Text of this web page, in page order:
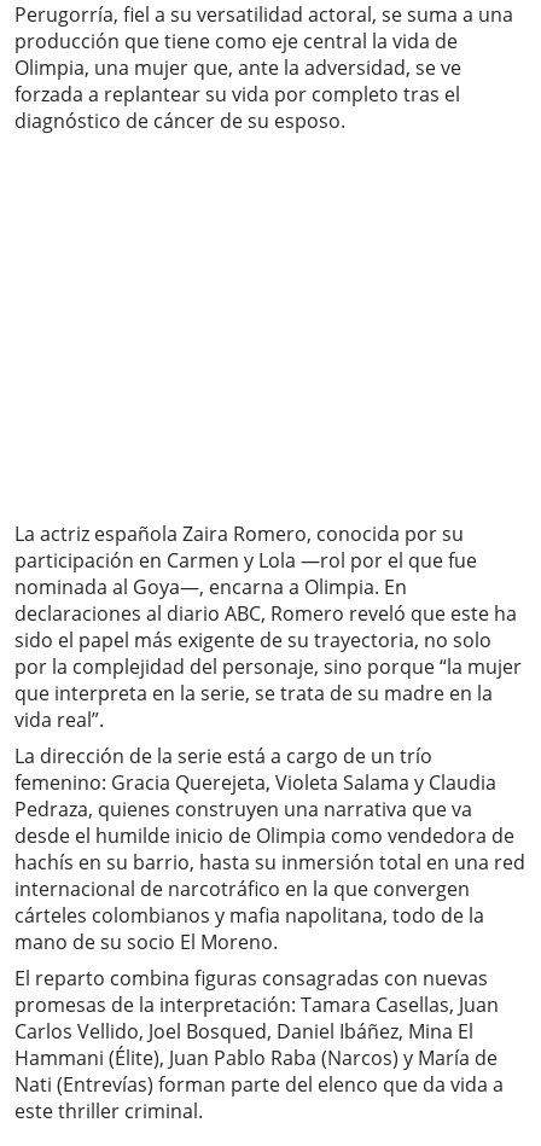
Perugorría, fiel a su versatilidad actoral, se suma a una
producción que tiene como eje central la vida de
Olimpia, una mujer que, ante la adversidad, se ve
forzada a replantear su vida por completo tras el
diagnóstico de cáncer de su esposo.
La actriz española Zaira Romero, conocida por su
participación en Carmen y Lola —rol por el que fue
nominada al Goya—, encarna a Olimpia. En
declaraciones al diario ABC, Romero reveló que este ha
sido el papel más exigente de su trayectoria, no solo
por la complejidad del personaje, sino porque “la mujer
que interpreta en la serie, se trata de su madre en la
vida real”.
La dirección de la serie está a cargo de un trío
femenino: Gracia Querejeta, Violeta Salama y Claudia
Pedraza, quienes construyen una narrativa que va
desde el humilde inicio de Olimpia como vendedora de
hachís en su barrio, hasta su inmersión total en una red
internacional de narcotráfico en la que convergen
cárteles colombianos y mafia napolitana, todo de la
mano de su socio El Moreno.
El reparto combina figuras consagradas con nuevas
promesas de la interpretación: Tamara Casellas, Juan
Carlos Vellido, Joel Bosqued, Daniel Ibáñez, Mina El
Hammani (Élite), Juan Pablo Raba (Narcos) y María de
Nati (Entrevías) forman parte del elenco que da vida a
este thriller criminal.